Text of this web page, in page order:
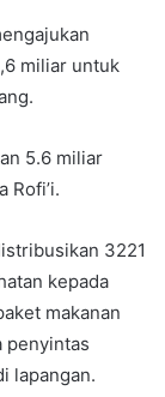
miliar untuk
5.6 miliar
Rofi’i.
3221
kepada
makanan
penyintas
lapangan.